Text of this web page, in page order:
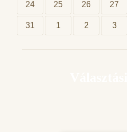
24 25 26 27
31 1 2 3